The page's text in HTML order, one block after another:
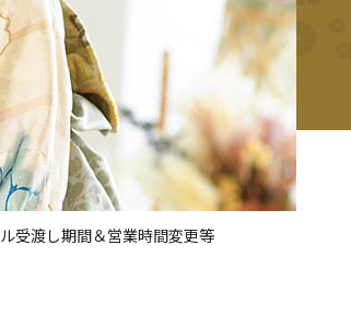
受渡し期間＆営業時間変更等